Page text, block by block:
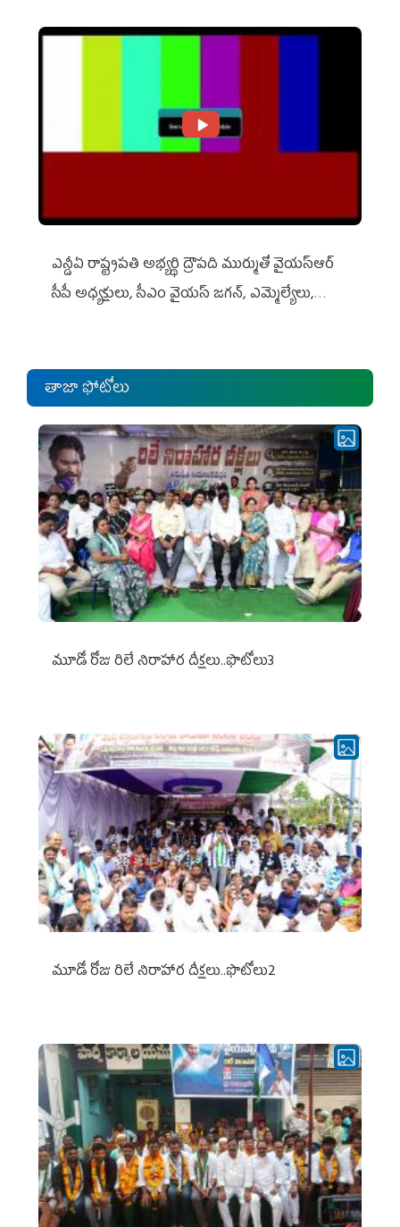
ఎన్డీఏ రాష్ట్ర‌ప‌తి అభ్య‌ర్థి ద్రౌప‌ది ముర్ముతో వైయ‌స్ఆర్
సీపీ అధ్య‌క్షులు, సీఎం వైయ‌స్ జ‌గ‌న్, ఎమ్మెల్యేలు,
తాజా ఫోటోలు
మూడో రోజు రిలే నిరాహార దీక్షలు..ఫొటోలు3
మూడో రోజు రిలే నిరాహార దీక్షలు..ఫొటోలు2